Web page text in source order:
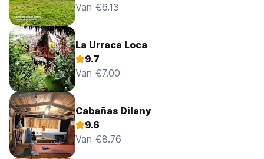
Van €6.13
La Urraca Loca
9.7
Van €7.00
Cabañas Dilany
9.6
Van €8.76